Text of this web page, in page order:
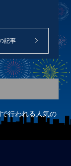
行われる人気の